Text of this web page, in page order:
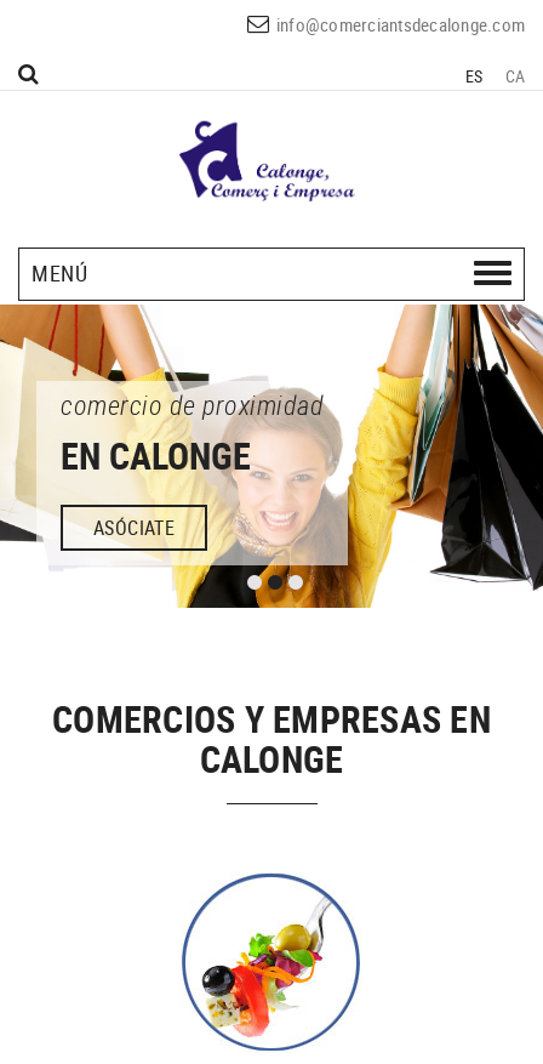
info@comerciantsdecalonge.com
ES CA
MENÚ
comercio de proximidad
EN CALONGE
ASÓCIATE
COMERCIOS Y EMPRESAS EN
CALONGE